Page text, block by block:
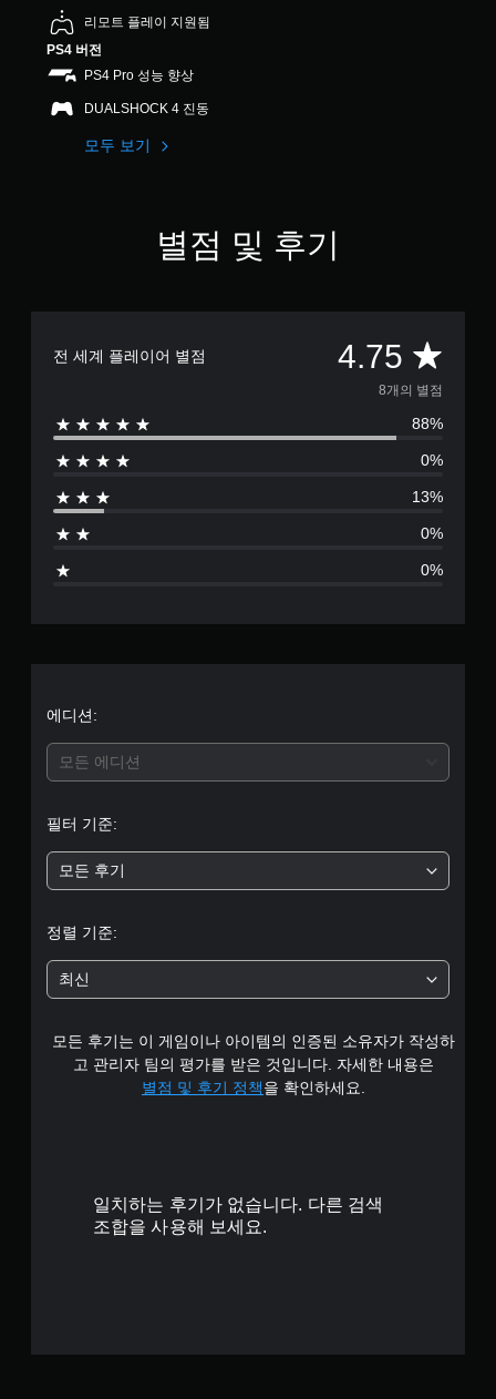
리모트 플레이 지원됨
PS4 버전
PS4 Pro 성능 향상
DUALSHOCK 4 진동
모두 보기
별점 및 후기
전 세계 플레이어 별점 4.75 총
8
별
점
로
평
균
.
7
5
8개의 별점
88%
0%
13%
0%
0%
에디션:
모든 에디션
필터 기준:
모든 후기
정렬 기준:
최신
모든 후기는 이 게임이나 아이템의 인증된 소유자가 작성하
고 관리자 팀의 평가를 받은 것입니다. 자세한 내용은
별점 및 후기 정책을 확인하세요.
일치하는 후기가 없습니다. 다른 검색
조합을 사용해 보세요.